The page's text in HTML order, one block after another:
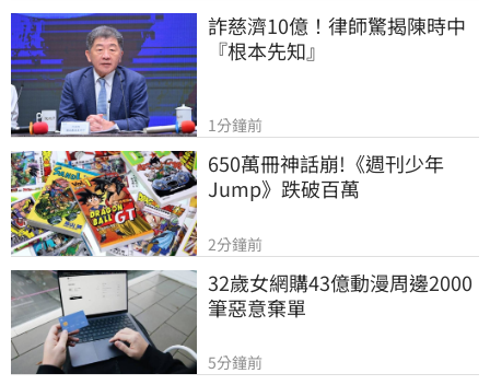
詐慈濟10億！律師驚揭陳時中
『根本先知』
1分鐘前
650萬冊神話崩!《週刊少年
Jump》跌破百萬
2分鐘前
32歲女網購43億動漫周邊2000
筆惡意棄單
5分鐘前